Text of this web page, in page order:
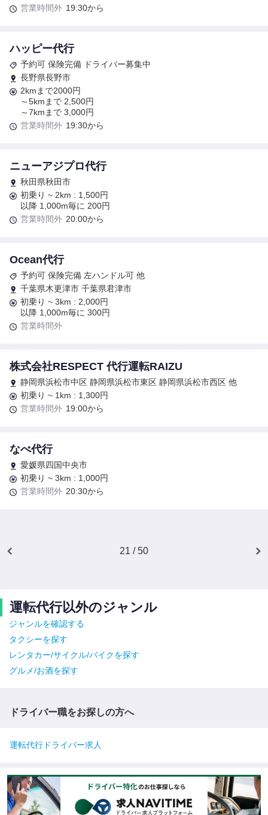
営業時間外 19:30から
ハッピー代行
予約可 保険完備 ドライバー募集中
長野県長野市
2kmまで2000円
～5kmまで 2,500円
～7kmまで 3,000円
営業時間外 19:30から
ニューアジプロ代行
秋田県秋田市
初乗り ~ 2km : 1,500円
以降 1,000m毎に 200円
営業時間外 20:00から
Ocean代行
予約可 保険完備 左ハンドル可 他
千葉県木更津市 千葉県君津市
初乗り ~ 3km : 2,000円
以降 1,000m毎に 300円
営業時間外
株式会社RESPECT 代行運転RAIZU
静岡県浜松市中区 静岡県浜松市東区 静岡県浜松市西区 他
初乗り ~ 1km : 1,300円
営業時間外 19:00から
なべ代行
愛媛県四国中央市
初乗り ~ 3km : 1,000円
営業時間外 20:30から
21 / 50
運転代行以外のジャンル
ジャンルを確認する
タクシーを探す
レンタカー/サイクル/バイクを探す
グルメ/お酒を探す
ドライバー職をお探しの方へ
運転代行ドライバー求人